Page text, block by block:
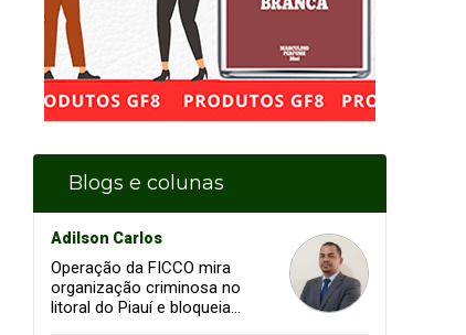
Blogs e colunas
Adilson Carlos
Operação da FICCO mira
organização criminosa no
litoral do Piauí e bloqueia